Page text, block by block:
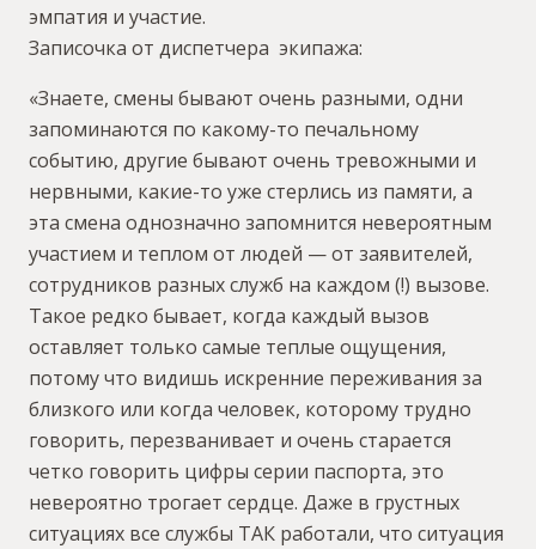
эмпатия и участие.
Записочка от диспетчера экипажа:
«Знаете, смены бывают очень разными, одни
запоминаются по какому-то печальному
событию, другие бывают очень тревожными и
нервными, какие-то уже стерлись из памяти, а
эта смена однозначно запомнится невероятным
участием и теплом от людей — от заявителей,
сотрудников разных служб на каждом (!) вызове.
Такое редко бывает, когда каждый вызов
оставляет только самые теплые ощущения,
потому что видишь искренние переживания за
близкого или когда человек, которому трудно
говорить, перезванивает и очень старается
четко говорить цифры серии паспорта, это
невероятно трогает сердце. Даже в грустных
ситуациях все службы ТАК работали, что ситуация